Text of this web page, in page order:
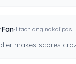
·1 taon ang nakalipas
makes scores